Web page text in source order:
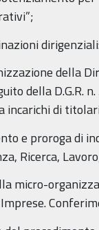
della
della D.G.R.
incarichi di
e proroga di
Ricerca,
micro-